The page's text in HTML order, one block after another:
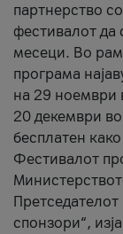
партнерство
фестивалот да
месеци. Во
програма
на 29 ноември
20 декември
бесплатен
Фестивалот
спонзори“,